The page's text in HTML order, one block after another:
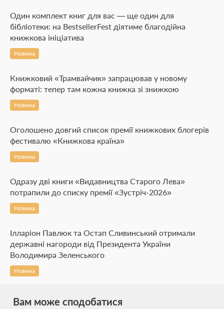
Один комплект книг для вас — ще один для
бібліотеки: на BestsellerFest діятиме благодійна
книжкова ініціатива
Новина
Книжковий «Трамвайчик» запрацював у новому
форматі: тепер там кожна книжка зі знижкою
Новина
Оголошено довгий список премії книжкових блогерів
фестивалю «Книжкова країна»
Новина
Одразу дві книги «Видавництва Старого Лева»
потрапили до списку премії «Зустріч-2026»
Новина
Ілларіон Павлюк та Остап Сливинський отримали
державні нагороди від Президента України
Володимира Зеленського
Новина
Вам може сподобатися